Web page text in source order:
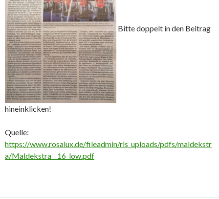
Bitte doppelt in den Beitrag
hineinklicken!
Quelle:
https://www.rosalux.de/fileadmin/rls_uploads/pdfs/maldekstr
a/Maldekstra__16_low.pdf